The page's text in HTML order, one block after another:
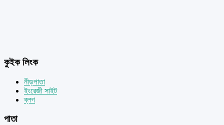
কুইক লিংক
নীড়পাতা
ইংরেজী সাইট
ব্লগ
পাতা